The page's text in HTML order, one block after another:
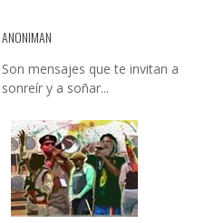
ANONIMAN
Son mensajes que te invitan a
sonreír y a soñar...